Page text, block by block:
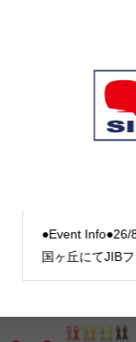
●Event Info●26/
国ヶ丘にてJIBフ